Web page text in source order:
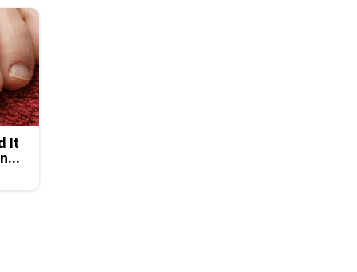
It